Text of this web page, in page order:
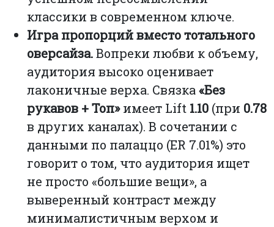
классики в современном ключе.
Игра пропорций вместо тотального
оверсайза.Вопреки любви к объему,
аудитория высоко оценивает
лаконичные верха. Связка«Без
рукавов + Топ»имеет Lift 1.10 (при 0.78
в других каналах). В сочетании с
данными по палаццо (ER 7.01%) это
говорит о том, что аудитория ищет
не просто «большие вещи», а
выверенный контраст между
минималистичным верхом и